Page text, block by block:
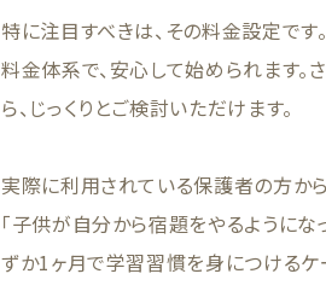
特に注目すべきは、その料金設定で
料金体系で、安心して始められます
ら、じっくりとご検討いただけます。
実際に利用されている保護者の方か
「子供が自分から宿題をやるようにな
ずか1ヶ月で学習習慣を身につけるケ